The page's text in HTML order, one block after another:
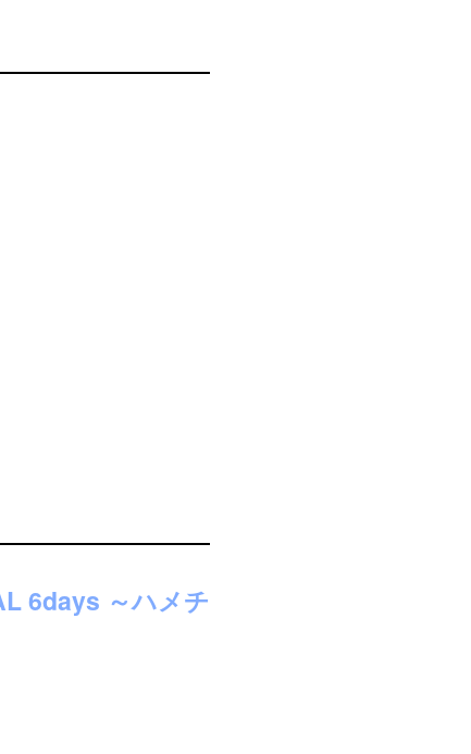
6days ～ハメチ